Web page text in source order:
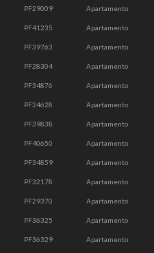
PF29009 Apartamento
PF41235 Apartamento
PF39763 Apartamento
PF28304 Apartamento
PF34876 Apartamento
PF24628 Apartamento
PF39838 Apartamento
PF40650 Apartamento
PF34859 Apartamento
PF32178 Apartamento
PF29370 Apartamento
PF36325 Apartamento
PF36329 Apartamento